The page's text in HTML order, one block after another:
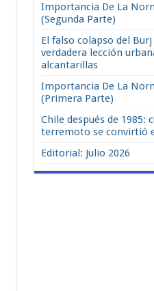
Importancia De La
(Segunda Parte)
El falso colapso del
verdadera lección
alcantarillas
Importancia De La
(Primera Parte)
Chile después de 1985:
terremoto se convirtió
Editorial: Julio 2026